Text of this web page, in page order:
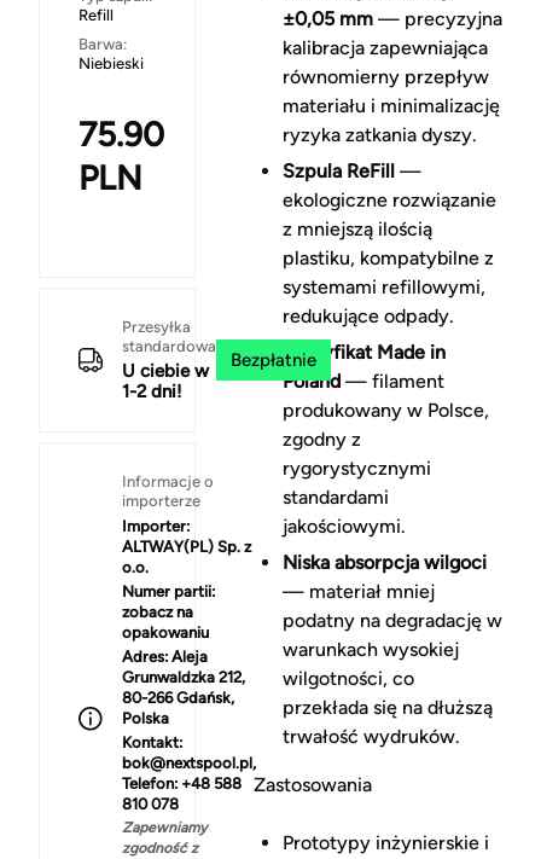
Refill
Barwa:
Niebieski
75.90
PLN
Przesyłka
standardowa
U ciebie w
1-2 dni!
Bezpłatnie
Informacje o
importerze
Importer:
ALTWAY(PL) Sp. z
o.o.
Numer partii:
zobacz na
opakowaniu
Adres: Aleja
Grunwaldzka 212,
80-266 Gdańsk,
Polska
Kontakt:
bok@nextspool.pl,
Telefon: +48 588
810 078
Zapewniamy
zgodność z
±0,05 mm— precyzyjna
kalibracja zapewniająca
równomierny przepływ
materiału i minimalizację
ryzyka zatkania dyszy.
Szpula ReFill—
ekologiczne rozwiązanie
z mniejszą ilością
plastiku, kompatybilne z
systemami refillowymi,
redukujące odpady.
Certyfikat Made in
Poland— filament
produkowany w Polsce,
zgodny z
rygorystycznymi
standardami
jakościowymi.
Niska absorpcja wilgoci
— materiał mniej
podatny na degradację w
warunkach wysokiej
wilgotności, co
przekłada się na dłuższą
trwałość wydruków.
Zastosowania
Prototypy inżynierskie i